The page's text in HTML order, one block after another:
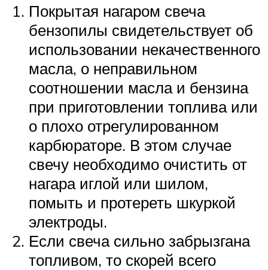
Покрытая нагаром свеча
бензопилы свидетельствует об
использовании некачественного
масла, о неправильном
соотношении масла и бензина
при приготовлении топлива или
о плохо отрегулированном
карбюраторе. В этом случае
свечу необходимо очистить от
нагара иглой или шилом,
помыть и протереть шкуркой
электроды.
Если свеча сильно забрызгана
топливом, то скорей всего